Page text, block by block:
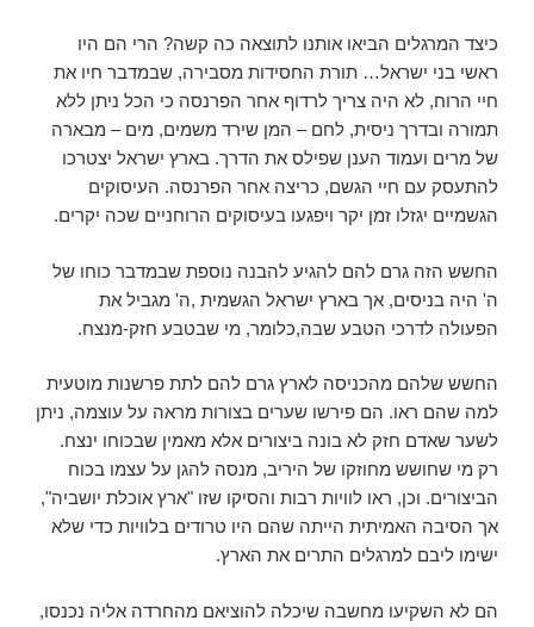
כיצד המרגלים הביאו אותנו לתוצאה כה קשה? הרי הם היו
ראשי בני ישראל… תורת החסידות מסבירה, שבמדבר חיו את
חיי הרוח, לא היה צריך לרדוף אחר הפרנסה כי הכל ניתן ללא
תמורה ובדרך ניסית, לחם – המן שירד משמים, מים – מבארה
של מרים ועמוד הענן שפילס את הדרך. בארץ ישראל יצטרכו
להתעסק עם חיי הגשם, כריצה אחר הפרנסה. העיסוקים
הגשמיים יגזלו זמן יקר ויפגעו בעיסוקים הרוחניים שכה יקרים.
החשש הזה גרם להם להגיע להבנה נוספת שבמדבר כוחו של
ה' היה בניסים, אך בארץ ישראל הגשמית ,ה' מגביל את
הפעולה לדרכי הטבע שבה,כלומר, מי שבטבע חזק-מנצח.
החשש שלהם מהכניסה לארץ גרם להם לתת פרשנות מוטעית
למה שהם ראו. הם פירשו שערים בצורות מראה על עוצמה, ניתן
לשער שאדם חזק לא בונה ביצורים אלא מאמין שבכוחו ינצח.
רק מי שחושש מחוזקו של היריב, מנסה להגן על עצמו בכוח
הביצורים. וכן, ראו לוויות רבות והסיקו שזו "ארץ אוכלת יושביה",
אך הסיבה האמיתית הייתה שהם היו טרודים בלוויות כדי שלא
ישימו ליבם למרגלים התרים את הארץ.
הם לא השקיעו מחשבה שיכלה להוציאם מהחרדה אליה נכנסו,